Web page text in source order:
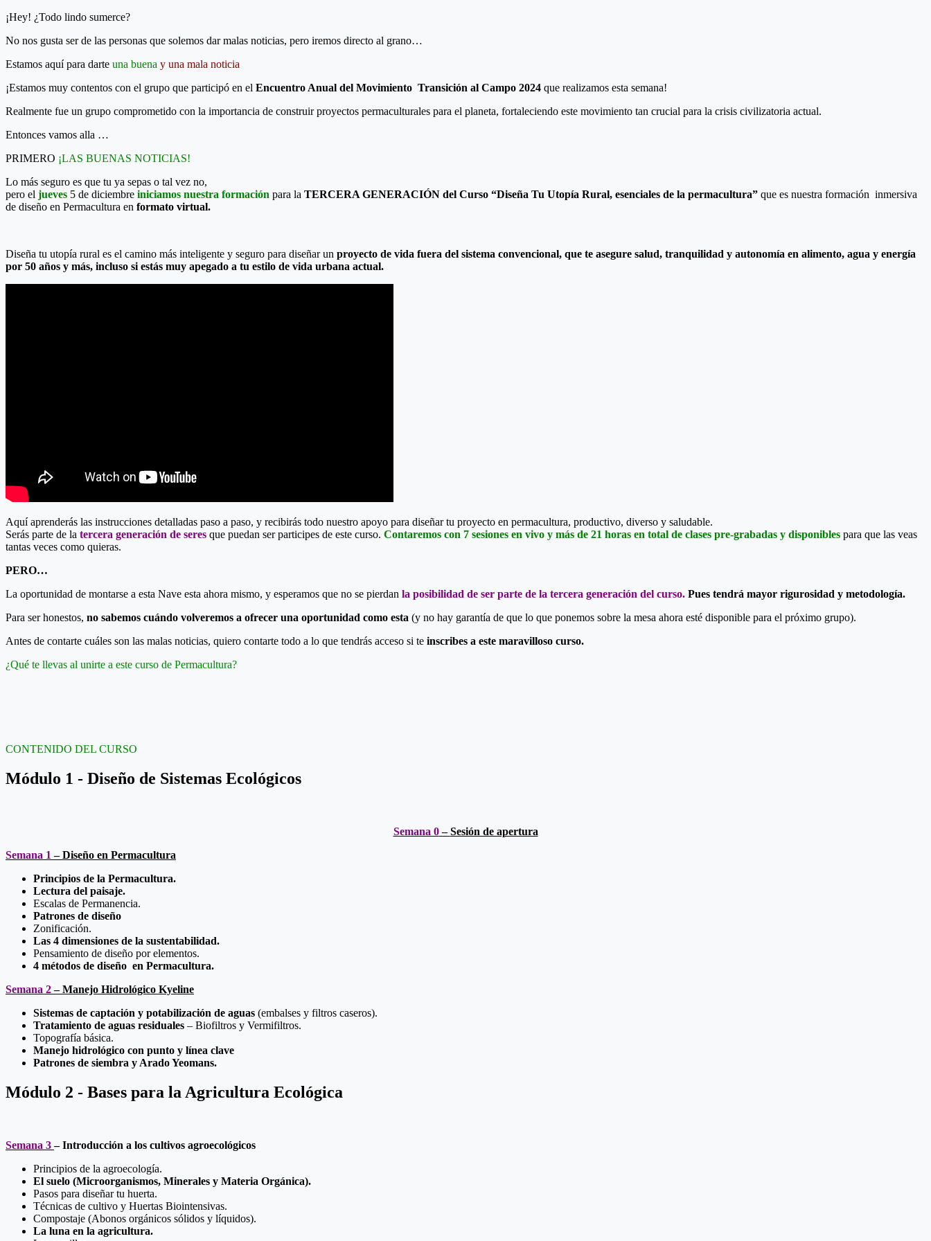
¡Hey! ¿Todo lindo sumerce?
No nos gusta ser de las personas que solemos dar malas noticias, pero iremos directo al grano…
Estamos aquí para darte una buena y una mala noticia
¡Estamos muy contentos con el grupo que participó en el Encuentro Anual del Movimiento Transición al Campo 2024 que realizamos esta semana!
Realmente fue un grupo comprometido con la importancia de construir proyectos permaculturales para el planeta, fortaleciendo este movimiento tan crucial para la crisis civilizatoria actual.
Entonces vamos alla …
PRIMERO ¡LAS BUENAS NOTICIAS!
Lo más seguro es que tu ya sepas o tal vez no,
pero el jueves 5 de diciembre iniciamos nuestra formación para la TERCERA GENERACIÓN del Curso “Diseña Tu Utopía Rural, esenciales de la permacultura” que es nuestra formación inmersiva
de diseño en Permacultura en formato virtual.
Diseña tu utopía rural es el camino más inteligente y seguro para diseñar un proyecto de vida fuera del sistema convencional, que te asegure salud, tranquilidad y autonomía en alimento, agua y energía
por 50 años y más, incluso si estás muy apegado a tu estilo de vida urbana actual.
Aquí aprenderás las instrucciones detalladas paso a paso, y recibirás todo nuestro apoyo para diseñar tu proyecto en permacultura, productivo, diverso y saludable.
Serás parte de la tercera generación de seres que puedan ser participes de este curso. Contaremos con 7 sesiones en vivo y más de 21 horas en total de clases pre-grabadas y disponibles para que las veas
tantas veces como quieras.
PERO…
La oportunidad de montarse a esta Nave esta ahora mismo, y esperamos que no se pierdan la posibilidad de ser parte de la tercera generación del curso. Pues tendrá mayor rigurosidad y metodología.
Para ser honestos, no sabemos cuándo volveremos a ofrecer una oportunidad como esta (y no hay garantía de que lo que ponemos sobre la mesa ahora esté disponible para el próximo grupo).
Antes de contarte cuáles son las malas noticias, quiero contarte todo a lo que tendrás acceso si te inscribes a este maravilloso curso.
¿Qué te llevas al unirte a este curso de Permacultura?
CONTENIDO DEL CURSO
Módulo 1 - Diseño de Sistemas Ecológicos
Semana 0–Sesión de apertura
Semana 1 – Diseño en Permacultura
Principios de la Permacultura.
Lectura del paisaje.
Escalas de Permanencia.
Patrones de diseño
Zonificación.
Las 4 dimensiones de la sustentabilidad.
Pensamiento de diseño por elementos.
4 métodos de diseño en Permacultura.
Semana 2– Manejo Hidrológico Kyeline
Sistemas de captación y potabilización de aguas (embalses y filtros caseros).
Tratamiento de aguas residuales – Biofiltros y Vermifiltros.
Topografía básica.
Manejo hidrológico con punto y línea clave
Patrones de siembra y Arado Yeomans.
Módulo 2 - Bases para la Agricultura Ecológica
Semana 3 –Introducción a los cultivos agroecológicos
Principios de la agroecología.
El suelo (Microorganismos, Minerales y Materia Orgánica).
Pasos para diseñar tu huerta.
Técnicas de cultivo y Huertas Biointensivas.
Compostaje (Abonos orgánicos sólidos y líquidos).
La luna en la agricultura.